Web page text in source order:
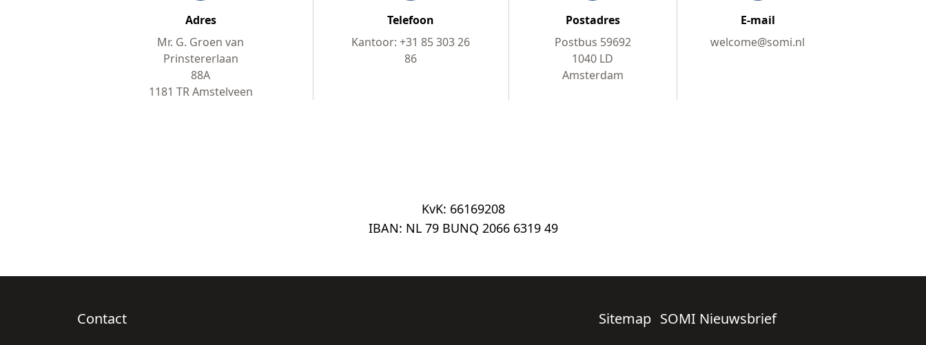
Adres
Mr. G. Groen van
Prinstererlaan
88A
1181 TR Amstelveen
Telefoon
Kantoor: +31 85 303 26
86
Postadres
Postbus 59692
1040 LD
Amsterdam
E-mail
welcome@somi.nl
KvK: 66169208
IBAN: NL 79 BUNQ 2066 6319 49
Contact Sitemap SOMI Nieuwsbrief